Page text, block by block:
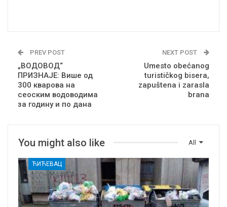
PREV POST
„ВОДОВОД“
ПРИЗНАЈЕ: Више од
300 кварова на
сеоским водоводима
за годину и по дана
NEXT POST
Umesto obećanog
turističkog bisera,
zapuštena i zarasla
brana
All
You might also like
ЋИЋЕВАЦ